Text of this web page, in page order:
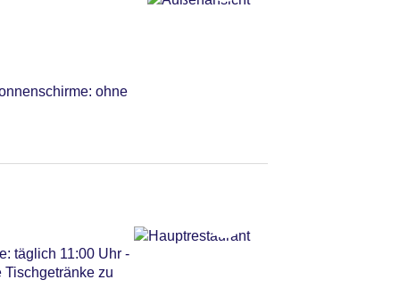
ohne
täglich 11:00 Uhr -
zu